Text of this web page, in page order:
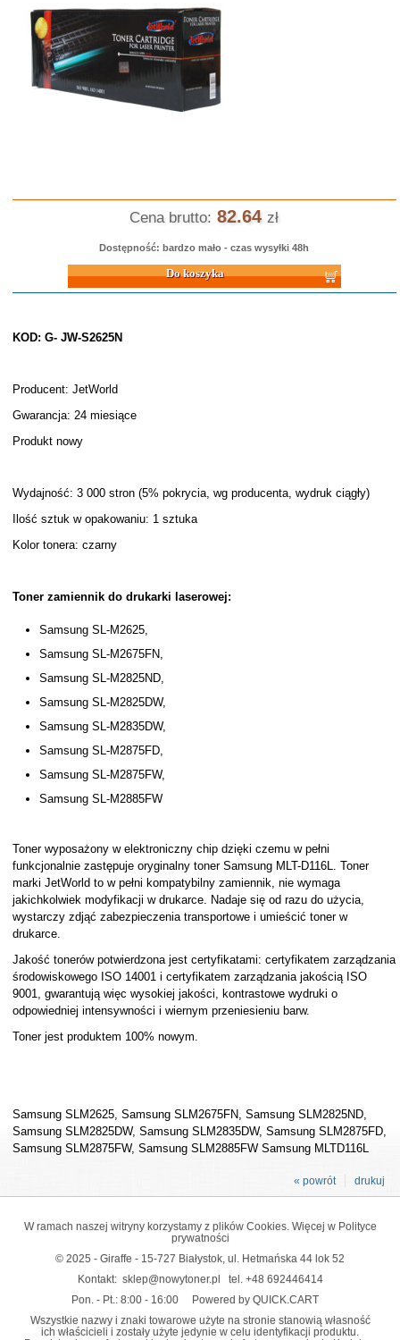
Cena brutto: 82.64 zł
Dostępność: bardzo mało - czas wysyłki 48h
Do koszyka
KOD: G- JW-S2625N
Producent: JetWorld
Gwarancja: 24 miesiące
Produkt nowy
Wydajność: 3 000 stron (5% pokrycia, wg producenta, wydruk ciągły)
Ilość sztuk w opakowaniu: 1 sztuka
Kolor tonera: czarny
Toner zamiennik do drukarki laserowej:
Samsung SL-M2625,
Samsung SL-M2675FN,
Samsung SL-M2825ND,
Samsung SL-M2825DW,
Samsung SL-M2835DW,
Samsung SL-M2875FD,
Samsung SL-M2875FW,
Samsung SL-M2885FW
Toner wyposażony w elektroniczny chip dzięki czemu w pełni
funkcjonalnie zastępuje oryginalny toner Samsung MLT-D116L. Toner
marki JetWorld to w pełni kompatybilny zamiennik, nie wymaga
jakichkolwiek modyfikacji w drukarce. Nadaje się od razu do użycia,
wystarczy zdjąć zabezpieczenia transportowe i umieścić toner w
drukarce.
Jakość tonerów potwierdzona jest certyfikatami: certyfikatem zarządzania
środowiskowego ISO 14001 i certyfikatem zarządzania jakością ISO
9001, gwarantują więc wysokiej jakości, kontrastowe wydruki o
odpowiedniej intensywności i wiernym przeniesieniu barw.
Toner jest produktem 100% nowym.
Samsung SLM2625, Samsung SLM2675FN, Samsung SLM2825ND,
Samsung SLM2825DW, Samsung SLM2835DW, Samsung SLM2875FD,
Samsung SLM2875FW, Samsung SLM2885FW Samsung MLTD116L
drukuj
« powrót
W ramach naszej witryny korzystamy z plików Cookies. Więcej w Polityce
prywatności
© 2025 - Giraffe - 15-727 Białystok, ul. Hetmańska 44 lok 52
Kontakt: sklep@nowytoner.pl tel. +48 692446414
Pon. - Pt.: 8:00 - 16:00
Powered by QUICK.CART
Wszystkie nazwy i znaki towarowe użyte na stronie stanowią własność
ich właścicieli i zostały użyte jedynie w celu identyfikacji produktu.